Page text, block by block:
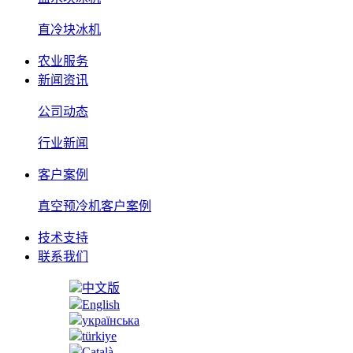
直冷块冰机
农业服务
新闻资讯
公司动态
行业新闻
客户案例
真空预冷机客户案例
技术支持
联系我们
中文版
English
українська
türkiye